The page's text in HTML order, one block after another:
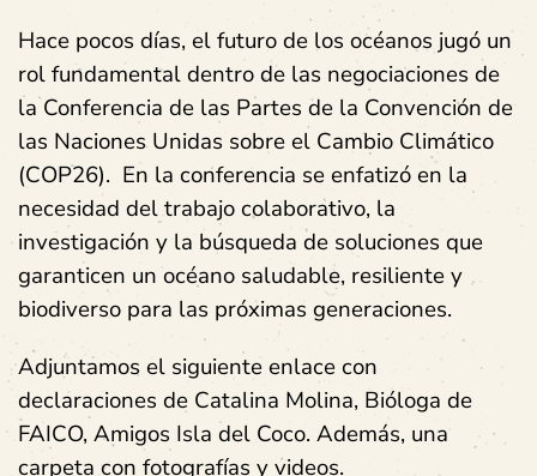
Hace pocos días, el futuro de los océanos jugó un
rol fundamental dentro de las negociaciones de
la Conferencia de las Partes de la Convención de
las Naciones Unidas sobre el Cambio Climático
(COP26). En la conferencia se enfatizó en la
necesidad del trabajo colaborativo, la
investigación y la búsqueda de soluciones que
garanticen un océano saludable, resiliente y
biodiverso para las próximas generaciones.
Adjuntamos el siguiente enlace con
declaraciones de Catalina Molina, Bióloga de
FAICO, Amigos Isla del Coco. Además, una
carpeta con fotografías y videos.